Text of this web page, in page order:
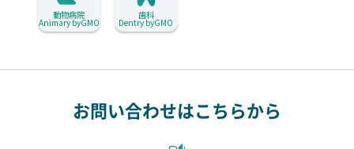
動物病院
Animary byGMO
歯科
Dentry byGMO
お問い合わせはこちらから